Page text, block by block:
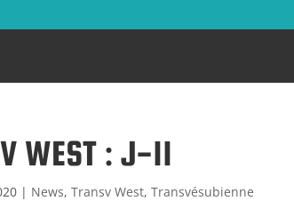
WEST : J-11
| News,Transv West,Transvésubienne